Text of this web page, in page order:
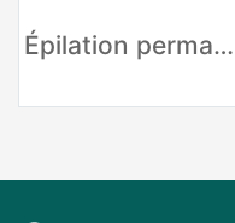
Épilation permanente IPL E-light à domicile